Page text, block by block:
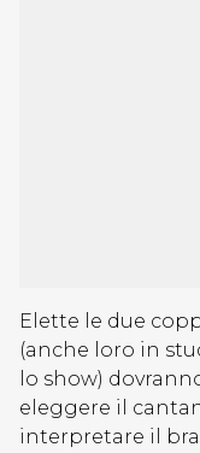
Elette le due
(anche loro in
lo show)
eleggere il
interpretare il